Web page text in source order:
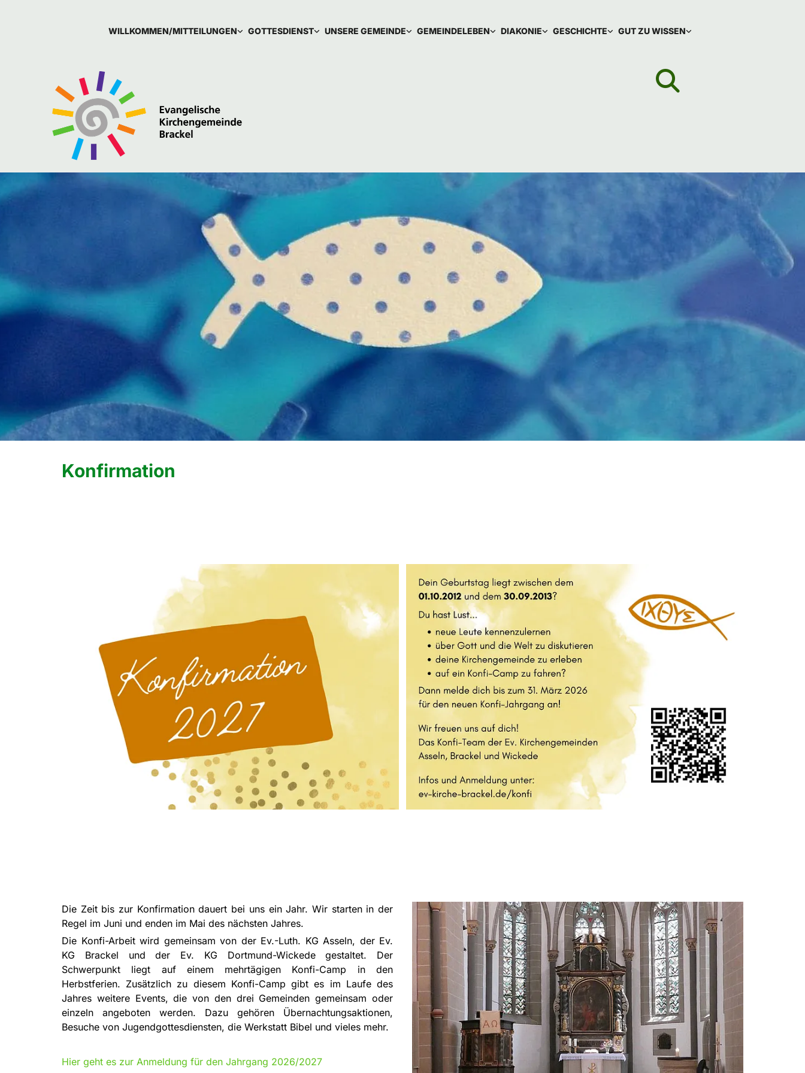
WILLKOMMEN/MITTEILUNGEN GOTTESDIENST UNSERE GEMEINDE GEMEINDELEBEN DIAKONIE GESCHICHTE GUT ZU WISSEN
Konfirmation
Die Zeit bis zur Konfirmation dauert bei uns ein Jahr. Wir starten in der
Regel im Juni und enden im Mai des nächsten Jahres.
Die Konfi-Arbeit wird gemeinsam von der Ev.-Luth. KG Asseln, der Ev.
KG Brackel und der Ev. KG Dortmund-Wickede gestaltet. Der
Schwerpunkt liegt auf einem mehrtägigen Konfi-Camp in den
Herbstferien. Zusätzlich zu diesem Konfi-Camp gibt es im Laufe des
Jahres weitere Events, die von den drei Gemeinden gemeinsam oder
einzeln angeboten werden. Dazu gehören Übernachtungsaktionen,
Besuche von Jugendgottesdiensten, die Werkstatt Bibel und vieles mehr.
Hier geht es zur Anmeldung für den Jahrgang 2026/2027